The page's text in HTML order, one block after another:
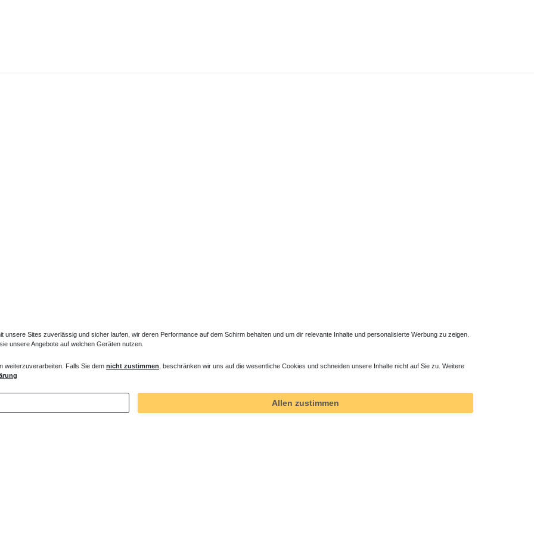
Acryl Duschwanne 140 x 80 x 1,5 cm
€ *
Duschtasse mit Rinne 140 x 90 x 1,5 cm
507,15 € *
Mineralguss Duschwanne Steinoptik 140 x 100 x
752,85 € *
*inkl. ges. MwSt.
unsere Sites zuverlässig und sicher laufen, wir deren Performance auf dem Schirm behalten und um dir relevante Inhalte und personalisierte Werbung zu zeigen.
unsere Angebote auf welchen Geräten nutzen.
weiterzuverarbeiten. Falls Sie dem nicht zustimmen , beschränken wir uns auf die wesentliche Cookies und schneiden unsere Inhalte nicht auf Sie zu. Weitere
Allen zustimmen